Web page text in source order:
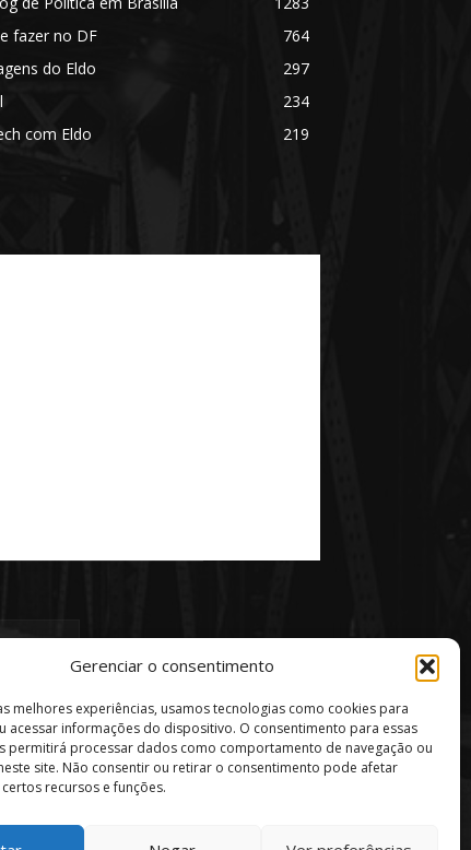
Gerenciar o consentimento
melhores experiências, usamos tecnologias como cookies para
acessar informações do dispositivo. O consentimento para essas
permitirá processar dados como comportamento de navegação ou
site. Não consentir ou retirar o consentimento pode afetar
recursos e funções.
fazer no DF
764
do Eldo
297
234
com Eldo
219